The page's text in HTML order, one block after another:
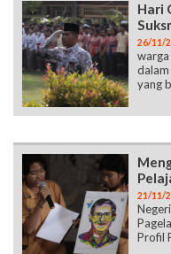
Hari
26/11/
warga
yang
21/11/
Profil